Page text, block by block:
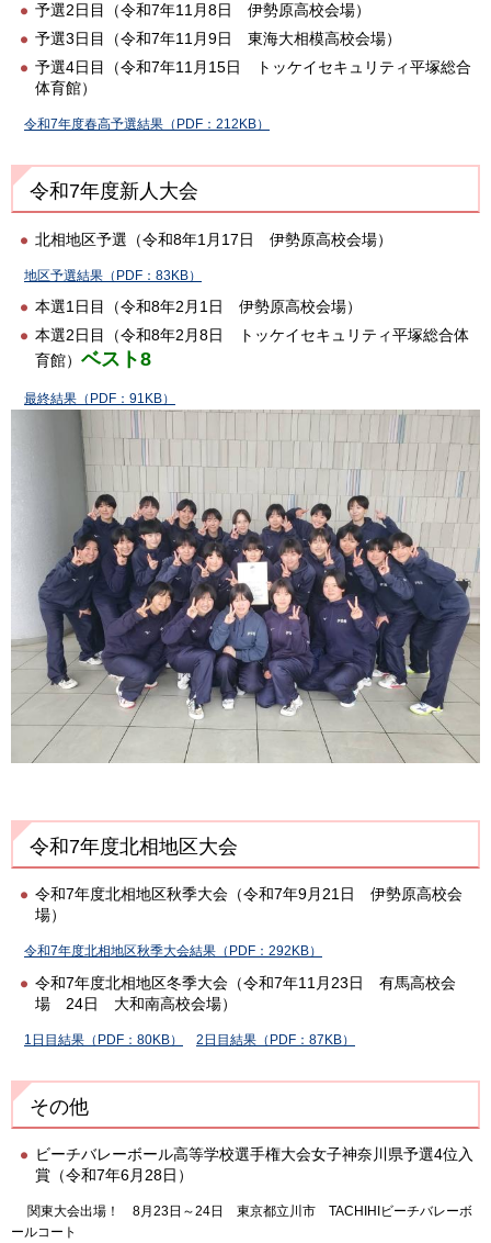
予選2日目（令和7年11月8日 伊勢原高校会場）
予選3日目（令和7年11月9日 東海大相模高校会場）
予選4日目（令和7年11月15日 トッケイセキュリティ平塚総合
体育館）
令和7年度春高予選結果（PDF：212KB）
令和7年度新人大会
北相地区予選（令和8年1月17日 伊勢原高校会場）
地区予選結果（PDF：83KB）
本選1日目（令和8年2月1日 伊勢原高校会場）
本選2日目（令和8年2月8日 トッケイセキュリティ平塚総合体
育館） ベスト8
最終結果（PDF：91KB）
令和7年度北相地区大会
令和7年度北相地区秋季大会（令和7年9月21日 伊勢原高校会
場）
令和7年度北相地区秋季大会結果（PDF：292KB）
令和7年度北相地区冬季大会（令和7年11月23日 有馬高校会
場 24日 大和南高校会場）
1日目結果（PDF：80KB） 2日目結果（PDF：87KB）
その他
ビーチバレーボール高等学校選手権大会女子神奈川県予選4位入
賞（令和7年6月28日）
関東大会出場！ 8月23日～24日 東京都立川市 TACHIHIビーチバレーボ
ールコート